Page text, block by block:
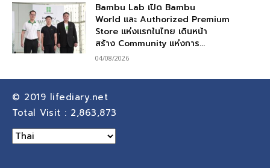
Bambu Lab เปิด Bambu
World และ Authorized Premium
Store แห่งแรกในไทย เดินหน้า
สร้าง Community แห่งการ...
04/08/2026
© 2019 lifediary.net
Total Visit : 2,863,873